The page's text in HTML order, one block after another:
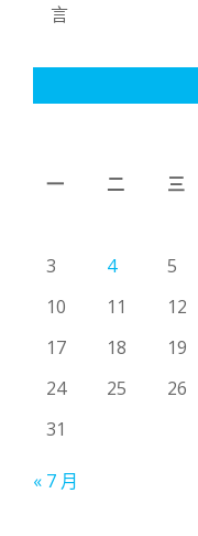
言
一
二 三
3
4 5
10
11 12
17
18 19
24
25 26
31
« 7 月